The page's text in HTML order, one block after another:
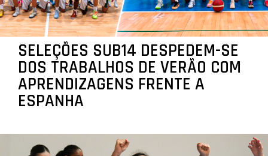
SELEÇÕES SUB14 DESPEDEM-SE
DOS TRABALHOS DE VERÃO COM
APRENDIZAGENS FRENTE A
ESPANHA